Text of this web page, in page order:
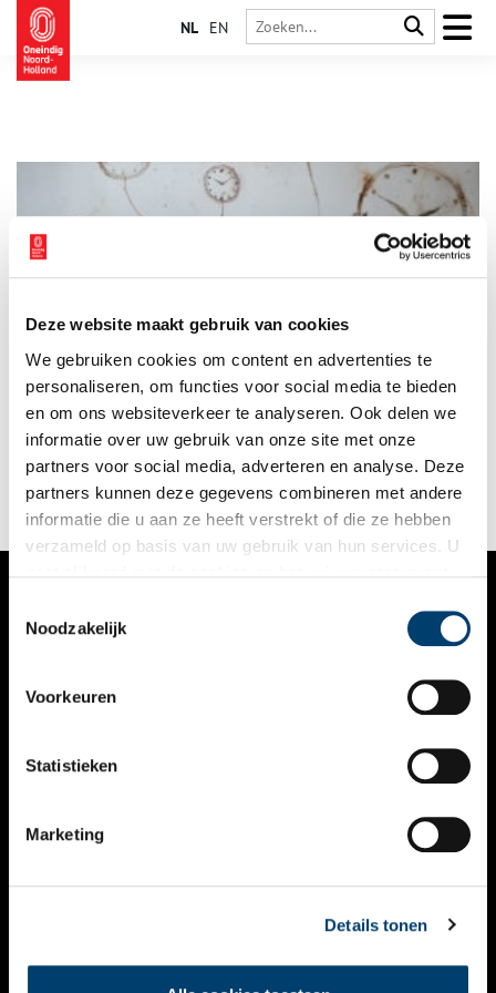
Deze website maakt gebruik van cookies
We gebruiken cookies om content en advertenties te
personaliseren, om functies voor social media te bieden
en om ons websiteverkeer te analyseren. Ook delen we
informatie over uw gebruik van onze site met onze
partners voor social media, adverteren en analyse. Deze
partners kunnen deze gegevens combineren met andere
informatie die u aan ze heeft verstrekt of die ze hebben
verzameld op basis van uw gebruik van hun services. U
Noodzakelijk
Voorkeuren
Statistieken
Marketing
Details tonen
NL EN
Tijd is een relatief begrip. De nieuwe tentoonstelling TIJD = NU
laat tijd en ruimte, in de breedste zin van het woord, zien door
de ogen van 7 kunstenaars. De tentoonstelling, samengesteld
door curator Margreet Bouman, wordt aanstaande vrijdag 12
januari 2024 om 17.00 uur feestelijk geopend in Paviljoen
Welgelegen in Haarlem.
3 min
VERHALEN
KALENDER
THEMA’S
VIDEO’S
CONTACT